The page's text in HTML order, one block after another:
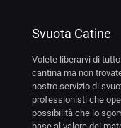
Svuota Catine
Volete liberarvi di
cantina ma non
nostro servizio di
professionisti che
possibilità che lo